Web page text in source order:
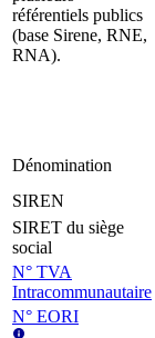
référentiels publics
(base Sirene, RNE,
RNA).
Dénomination
SIREN
SIRET du siège
social
N° TVA
Intracommunautaire
N° EORI